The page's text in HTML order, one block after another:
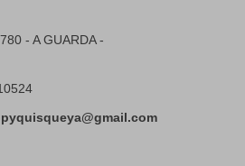
- A GUARDA -